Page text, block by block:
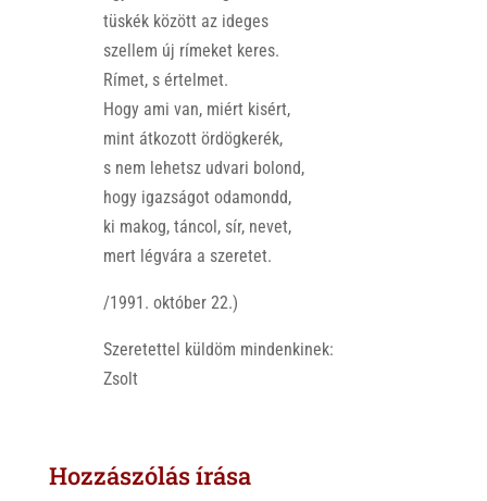
tüskék között az ideges
szellem új rímeket keres.
Rímet, s értelmet.
Hogy ami van, miért kisért,
mint átkozott ördögkerék,
s nem lehetsz udvari bolond,
hogy igazságot odamondd,
ki makog, táncol, sír, nevet,
mert légvára a szeretet.
/1991. október 22.)
Szeretettel küldöm mindenkinek:
Zsolt
Hozzászólás írása